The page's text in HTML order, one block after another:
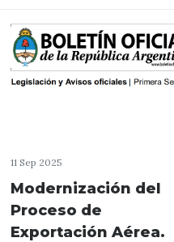
11 Sep 2025
Modernización del
Proceso de
Exportación Aérea.